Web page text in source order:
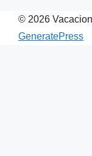
© 2026
GeneratePress